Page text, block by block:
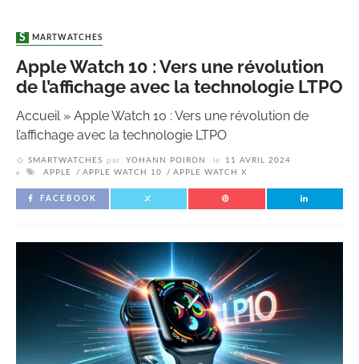
SMARTWATCHES
Apple Watch 10 : Vers une révolution
de l’affichage avec la technologie LTPO
Accueil» Apple Watch 10 : Vers une révolution de
l’affichage avec la technologie LTPO
SMARTWATCHES par YOHANN POIRON le
11 AVRIL 2024
APPLE
APPLE WATCH 10 APPLE WATCH X
FACEBOOK